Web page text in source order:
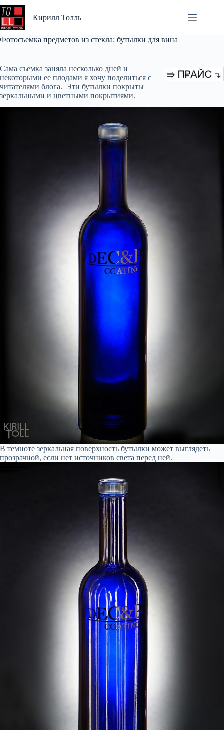
Перейти
к
Кирилл Толль
Фотосъемка предметов из стекла: бутылки для вина
Сама съемка заняла несколько дней и
некоторыми ее плодами я хочу поделиться с
читателями блога. Эти бутылки покрыты
зеркальными и цветными покрытиями.
В темноте зеркальная поверхность бутылки может выглядеть
прозрачной, если нет источников света перед ней.